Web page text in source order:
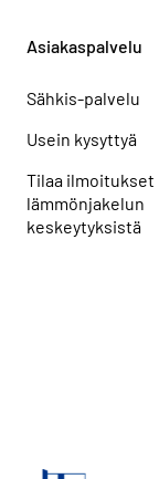
Asiakaspalvelu
Sähkis-palvelu
Usein kysyttyä
Tilaa ilmoitukset
lämmönjakelun
keskeytyksistä